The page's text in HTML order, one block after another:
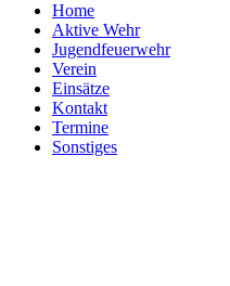
Home
Aktive Wehr
Jugendfeuerwehr
Verein
Einsätze
Kontakt
Termine
Sonstiges